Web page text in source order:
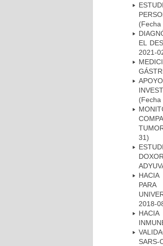
(Fecha
EL
2021-
(Fecha
31)
PARA
2018-
SARS-